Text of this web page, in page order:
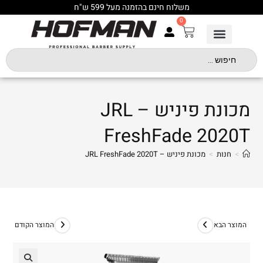
משלוח חינם בהזמנה מעל 599 ש"ח
0
מכונת פיניש – JRL
FreshFade 2020T
> חנות > מכונת פיניש – JRL FreshFade 2020T
המוצר הקודם המוצר הבא